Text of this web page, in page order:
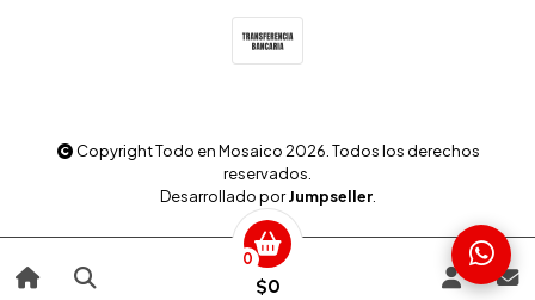
0
$0
Copyright Todo en Mosaico 2026. Todos los derechos
reservados.
Desarrollado porJumpseller.